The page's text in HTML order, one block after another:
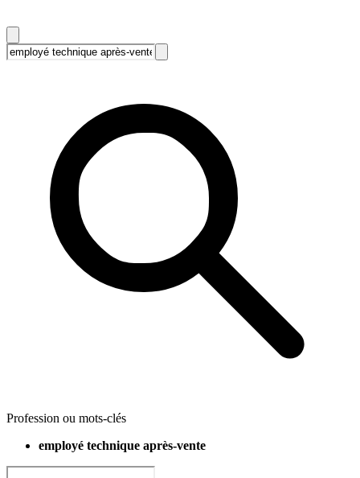
Profession ou mots-clés
employé technique après-vente